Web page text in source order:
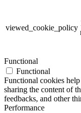
viewed_cookie_policy
Functional
Functional
Functional cookies
sharing the content of
feedbacks, and other
Performance